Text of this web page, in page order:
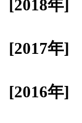
[2018年]
[2017年]
[2016年]